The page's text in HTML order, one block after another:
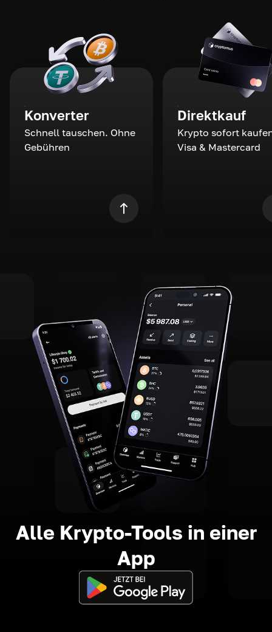
Konverter
Schnell tauschen. Ohne
Gebühren
Direktkauf
Krypto sofort
Visa & Mastercard
Alle Krypto-Tools in einer
App